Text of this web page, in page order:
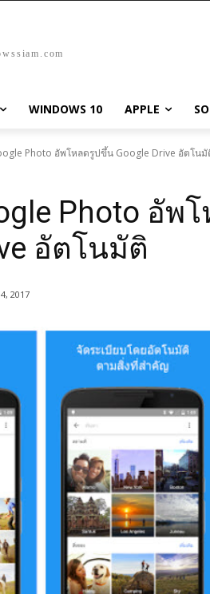
WINDOWS 10 APPLE
Photo อัพโหลดรูปขึ้น Google Drive อัตโนมั
Photo อัพ
อัตโนมัติ
2017